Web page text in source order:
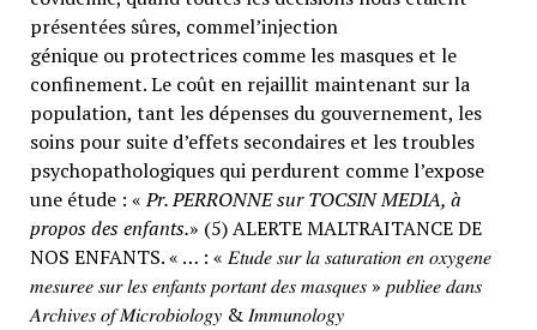
présentées sûres, commel’injection
génique ou protectrices comme les masques et le
confinement. Le coût en rejaillit maintenant sur la
population, tant les dépenses du gouvernement, les
soins pour suite d’effets secondaires et les troubles
psychopathologiques qui perdurent comme l’expose
une étude : «Pr. PERRONNE sur TOCSIN MEDIA, à
propos des enfants.» (5) ALERTE MALTRAITANCE DE
NOS ENFANTS. « … : « 𝐸𝑡𝑢𝑑𝑒 𝑠𝑢𝑟 𝑙𝑎 𝑠𝑎𝑡𝑢𝑟𝑎𝑡𝑖𝑜𝑛 𝑒𝑛 𝑜𝑥𝑦𝑔𝑒𝑛𝑒
𝑚𝑒𝑠𝑢𝑟𝑒𝑒 𝑠𝑢𝑟 𝑙𝑒𝑠 𝑒𝑛𝑓𝑎𝑛𝑡𝑠 𝑝𝑜𝑟𝑡𝑎𝑛𝑡 𝑑𝑒𝑠 𝑚𝑎𝑠𝑞𝑢𝑒𝑠 » 𝑝𝑢𝑏𝑙𝑖𝑒𝑒 𝑑𝑎𝑛𝑠
𝐴𝑟𝑐ℎ𝑖𝑣𝑒𝑠 𝑜𝑓 𝑀𝑖𝑐𝑟𝑜𝑏𝑖𝑜𝑙𝑜𝑔𝑦 & 𝐼𝑚𝑚𝑢𝑛𝑜𝑙𝑜𝑔𝑦